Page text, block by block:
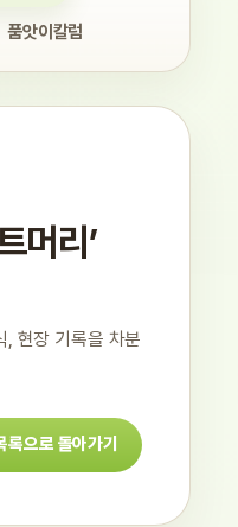
품앗이칼럼
머리’
, 현장 기록을 차분
록으로 돌아가기